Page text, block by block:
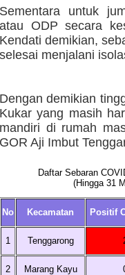
Sementara untuk
atau ODP secara
Kendati demikian,
selesai menjalani
Dengan demikian
Kukar yang masih
mandiri di rumah
GOR Aji Imbut
Daftar Sebaran
(Hingga 31
No Kecamatan Positif
1 Tenggarong
2 Marang Kayu